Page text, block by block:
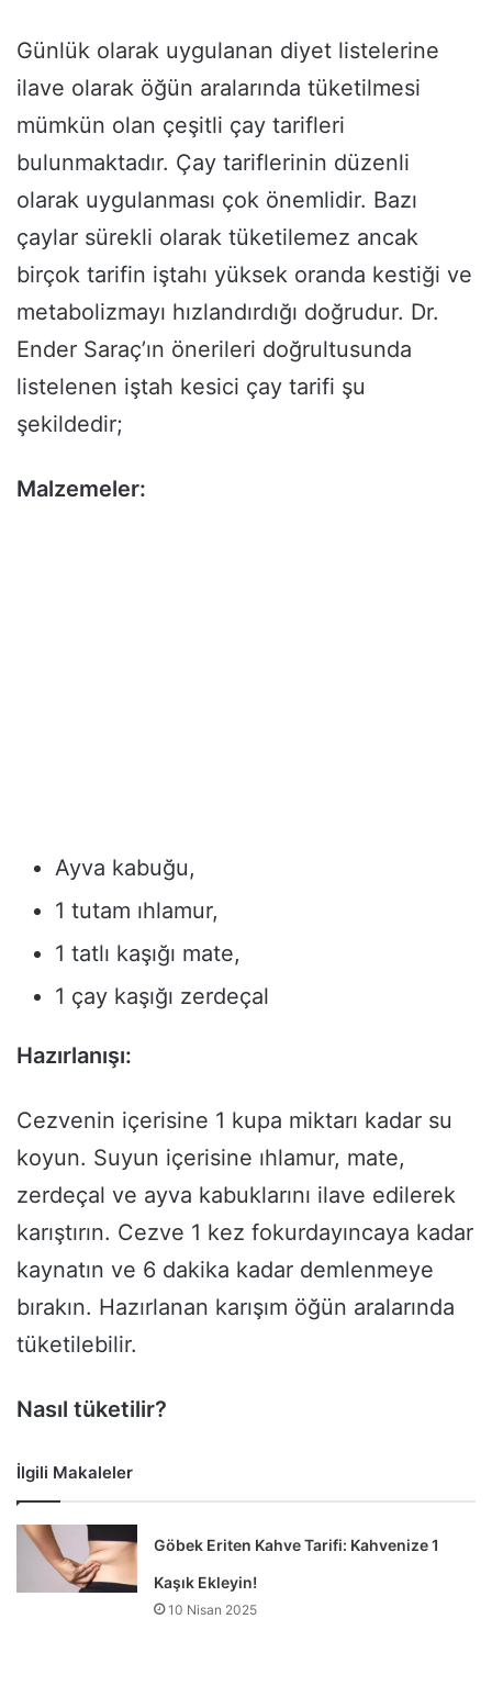
Günlük olarak uygulanan diyet listelerine
ilave olarak öğün aralarında tüketilmesi
mümkün olan çeşitli çay tarifleri
bulunmaktadır. Çay tariflerinin düzenli
olarak uygulanması çok önemlidir. Bazı
çaylar sürekli olarak tüketilemez ancak
birçok tarifin iştahı yüksek oranda kestiği ve
metabolizmayı hızlandırdığı doğrudur. Dr.
Ender Saraç’ın önerileri doğrultusunda
listelenen iştah kesici çay tarifi şu
şekildedir;
Malzemeler:
Ayva kabuğu,
1 tutam ıhlamur,
1 tatlı kaşığı mate,
1 çay kaşığı zerdeçal
Hazırlanışı:
Cezvenin içerisine 1 kupa miktarı kadar su
koyun. Suyun içerisine ıhlamur, mate,
zerdeçal ve ayva kabuklarını ilave edilerek
karıştırın. Cezve 1 kez fokurdayıncaya kadar
kaynatın ve 6 dakika kadar demlenmeye
bırakın. Hazırlanan karışım öğün aralarında
tüketilebilir.
Nasıl tüketilir?
İlgili Makaleler
Göbek Eriten Kahve Tarifi: Kahvenize 1
Kaşık Ekleyin!
10 Nisan 2025